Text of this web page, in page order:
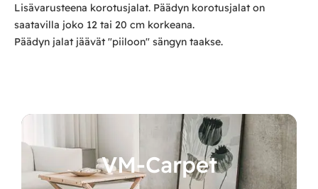
Lisävarusteena korotusjalat. Päädyn korotusjalat on
saatavilla joko 12 tai 20 cm korkeana.
Päädyn jalat jäävät "piiloon" sängyn taakse.
VM-Carpet